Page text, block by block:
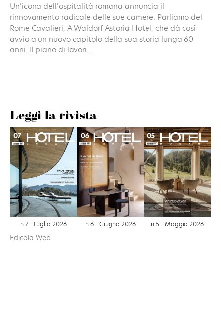
Un’icona dell’ospitalità romana annuncia il
rinnovamento radicale delle sue camere. Parliamo del
Rome Cavalieri, A Waldorf Astoria Hotel, che dà così
avvio a un nuovo capitolo della sua storia lunga 60
anni. Il piano di lavori...
Leggi la rivista
n.7 - Luglio 2026 n.6 - Giugno 2026 n.5 - Maggio 2026
Edicola Web